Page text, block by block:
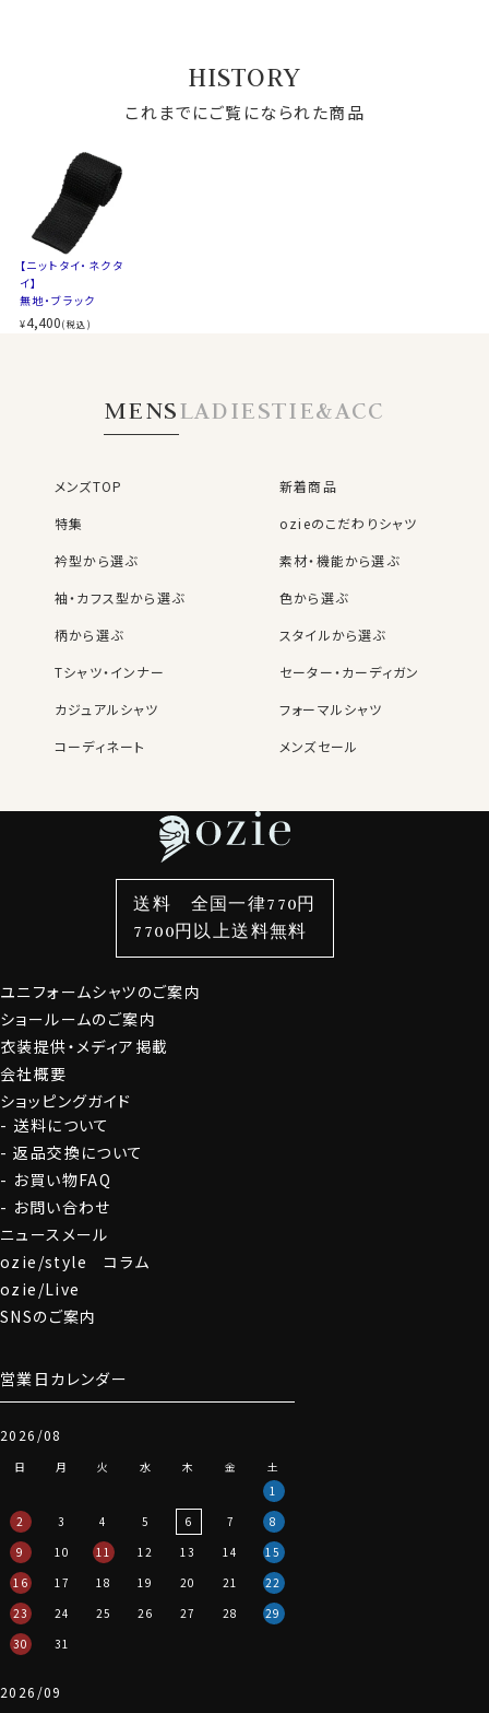
HISTORY
これまでにご覧になられた商品
【ニットタイ・ネクタ
イ】
無地・ブラック
¥4,400(税込)
MENSLADIESTIE&ACC
メンズTOP
新着商品
特集
ozieのこだわりシャツ
衿型から選ぶ
素材・機能から選ぶ
袖・カフス型から選ぶ
色から選ぶ
柄から選ぶ
スタイルから選ぶ
Tシャツ・インナー
セーター・カーディガン
カジュアルシャツ
フォーマルシャツ
コーディネート
メンズセール
袖・カフス型から選ぶ
色から選ぶ
柄から選ぶ
スタイルから選ぶ
カジュアルシャツ
定番シャツ
カフスボタン
サスペンダー
財布・名刺入れ
バッグ
ストール・マフラー
グローブ
ユニフォームシャツのご案内
ショールームのご案内
衣装提供・メディア掲載
会社概要
ショッピングガイド
送料について
返品交換について
お買い物FAQ
お問い合わせ
ニュースメール
ozie/style コラム
ozie/Live
SNSのご案内
営業日カレンダー
2026/08
日 月 火 水 木 金
土
1
2
3 4 5 6 7
8
9
10 11 12 13 14
15
16
17 18 19 20 21
22
23
24 25 26 27 28
29
30
31
2026/09
送料 全国一律770円
7700円以上送料無料